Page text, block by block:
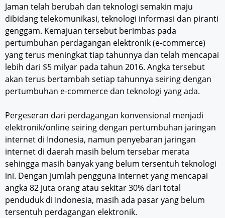
Jaman telah berubah dan teknologi semakin maju
dibidang telekomunikasi, teknologi informasi dan piranti
genggam. Kemajuan tersebut berimbas pada
pertumbuhan perdagangan elektronik (e-commerce)
yang terus meningkat tiap tahunnya dan telah mencapai
lebih dari $5 milyar pada tahun 2016. Angka tersebut
akan terus bertambah setiap tahunnya seiring dengan
pertumbuhan e-commerce dan teknologi yang ada.
Pergeseran dari perdagangan konvensional menjadi
elektronik/online seiring dengan pertumbuhan jaringan
internet di Indonesia, namun penyebaran jaringan
internet di daerah masih belum tersebar merata
sehingga masih banyak yang belum tersentuh teknologi
ini. Dengan jumlah pengguna internet yang mencapai
angka 82 juta orang atau sekitar 30% dari total
penduduk di Indonesia, masih ada pasar yang belum
tersentuh perdagangan elektronik.